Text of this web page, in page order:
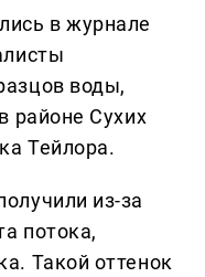
в журнале
воды,
районе Сухих
Тейлора.
из-за
потока,
Такой оттенок